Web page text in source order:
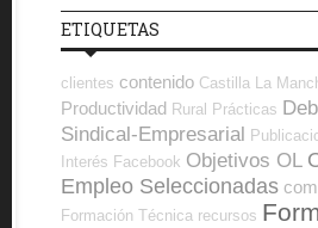
ETIQUETAS
clientes contenido Castilla La
Productividad Rural Prácticas
Sindical-Empresarial
Interés Facebook Objetivos OL
Empleo Seleccionadas
Formación Técnica recursos